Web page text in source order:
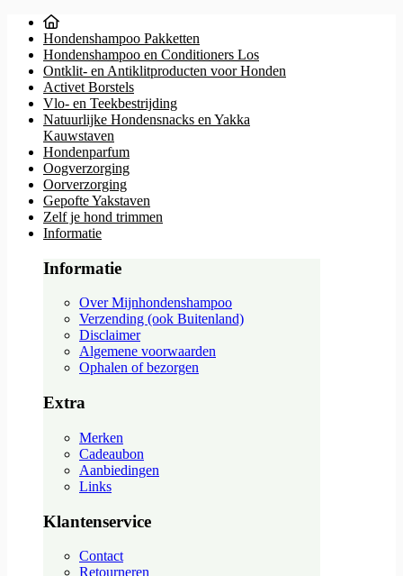
Hondenshampoo Pakketten
Hondenshampoo en Conditioners Los
Ontklit- en Antiklitproducten voor Honden
Activet Borstels
Vlo- en Teekbestrijding
Natuurlijke Hondensnacks en Yakka
Kauwstaven
Hondenparfum
Oogverzorging
Oorverzorging
Gepofte Yakstaven
Zelf je hond trimmen
Informatie
Informatie
Over Mijnhondenshampoo
Verzending (ook Buitenland)
Disclaimer
Algemene voorwaarden
Ophalen of bezorgen
Extra
Merken
Cadeaubon
Aanbiedingen
Links
Klantenservice
Contact
Retourneren